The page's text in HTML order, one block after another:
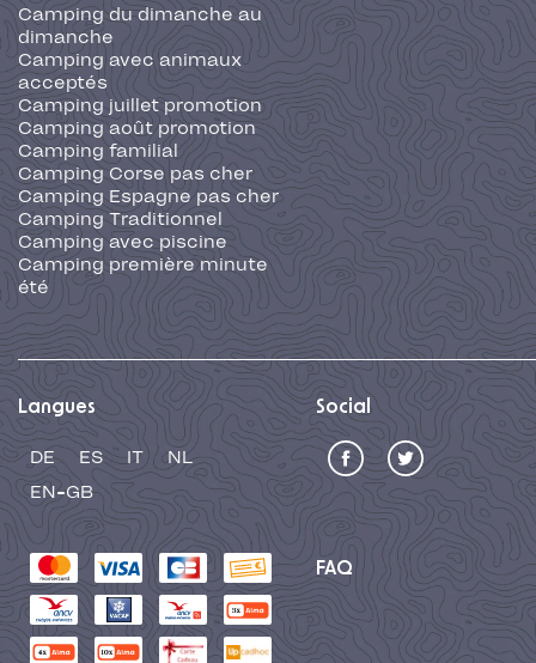
Camping du dimanche au
dimanche
Camping avec animaux
acceptés
Camping juillet promotion
Camping août promotion
Camping familial
Camping Corse pas cher
Camping Espagne pas cher
Camping Traditionnel
Camping avec piscine
Camping première minute
été
Langues
DE ES IT
NL
EN-GB
Social
FAQ